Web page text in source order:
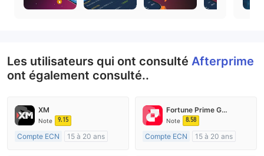
Les utilisateurs qui ont consulté Afterprime
ont également consulté..
XM
Note 9.15
Compte ECN
15 à 20 ans
Fortune Prime Global
Note 8.58
Compte ECN
15 à 20 ans